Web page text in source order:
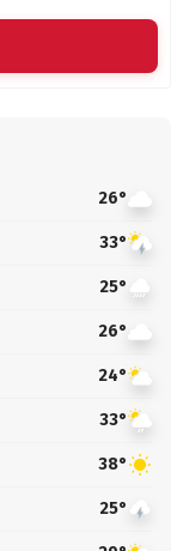
26°
33°
25°
26°
24°
33°
38°
25°